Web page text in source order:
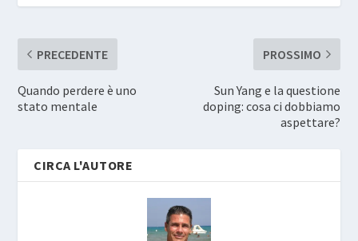
PRECEDENTE
Quando perdere è uno
stato mentale
PROSSIMO
Sun Yang e la questione
doping: cosa ci dobbiamo
aspettare?
CIRCA L'AUTORE